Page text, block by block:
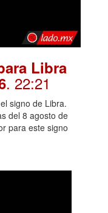
Libra
. 22:21
signo de Libra.
del 8 agosto de
para este signo